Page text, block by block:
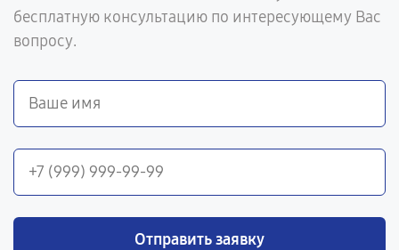
бесплатную консультацию по интересующему Вас
вопросу.
Отправить заявку